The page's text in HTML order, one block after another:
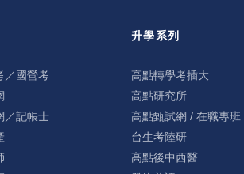
／國營考
／記帳士
升學系列
高點轉學考插大
高點研究所
高點甄試網 / 在職專班
台生考陸研
高點後中西醫